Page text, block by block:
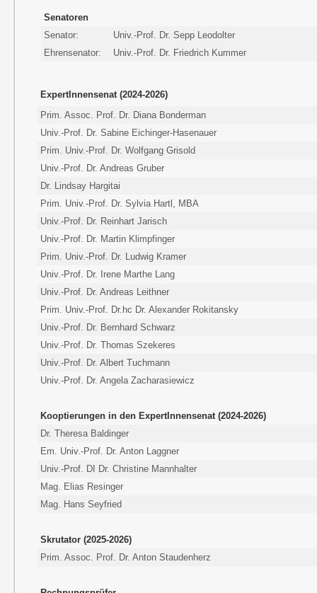
Senatoren
Senator:
Univ.-Prof. Dr. Sepp Leodolter
Ehrensenator:
Univ.-Prof. Dr. Friedrich Kummer
ExpertInnensenat (2024-2026)
Prim. Assoc. Prof. Dr. Diana Bonderman
Univ.-Prof. Dr. Sabine Eichinger-Hasenauer
Prim. Univ.-Prof. Dr. Wolfgang Grisold
Univ.-Prof. Dr. Andreas Gruber
Dr. Lindsay Hargitai
Prim. Univ.-Prof. Dr. Sylvia Hartl, MBA
Univ.-Prof. Dr. Reinhart Jarisch
Univ.-Prof. Dr. Martin Klimpfinger
Prim. Univ.-Prof. Dr. Ludwig Kramer
Univ.-Prof. Dr. Irene Marthe Lang
Univ.-Prof. Dr. Andreas Leithner
Prim. Univ.-Prof. Dr.hc Dr. Alexander Rokitansky
Univ.-Prof. Dr. Bernhard Schwarz
Univ.-Prof. Dr. Thomas Szekeres
Univ.-Prof. Dr. Albert Tuchmann
Univ.-Prof. Dr. Angela Zacharasiewicz
Kooptierungen in den ExpertInnensenat (2024-2026)
Dr. Theresa Baldinger
Em. Univ.-Prof. Dr. Anton Laggner
Univ.-Prof. DI Dr. Christine Mannhalter
Mag. Elias Resinger
Mag. Hans Seyfried
Skrutator (2025-2026)
Prim. Assoc. Prof. Dr. Anton Staudenherz